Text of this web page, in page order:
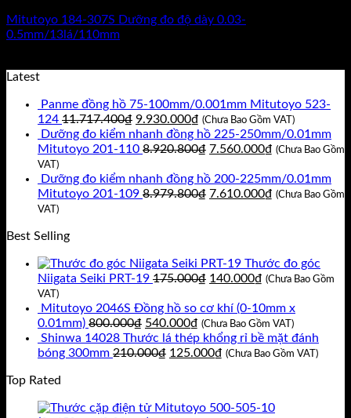
Mitutoyo 184-307S Dưỡng đo độ dày 0.03-
0.5mm/13lá/110mm
432.000₫.là:
360.000₫.
Latest
Panme đồng hồ 75-100mm/0.001mm Mitutoyo 523-
124 11.717.400₫ Giá
gốc
là:
9.930.000₫ Giá
hiện
tại
9.930.000₫.
(Chưa Bao Gồm VAT)
Dưỡng đo kiểm nhanh đồng hồ 225-250mm/0.01mm
Mitutoyo 201-110 8.920.800₫ Giá
là:
8.920.800₫.
7.560.000₫ Giá
tại
là:
(Chưa Bao Gồm
VAT)
Dưỡng đo kiểm nhanh đồng hồ 200-225mm/0.01mm
Mitutoyo 201-109 8.979.800₫ Giá
7.610.000₫ Giá
(Chưa Bao Gồm
VAT)
Best Selling
Thước đo góc
Niigata Seiki PRT-19 175.000₫ Giá
là:
175.000₫.
140.000₫ Giá
tại
là:
140.000₫.
(Chưa Bao Gồm
VAT)
Mitutoyo 2046S Đồng hồ so cơ khí (0-10mm x
0.01mm) 800.000₫ Giá
gốc
là:
540.000₫ Giá
hiện
tại
(Chưa Bao Gồm VAT)
Shinwa 14028 Thước lá thép khổng rỉ bề mặt đánh
bóng 300mm 210.000₫ Giá
125.000₫ Giá
125.000₫.
(Chưa Bao Gồm VAT)
Top Rated